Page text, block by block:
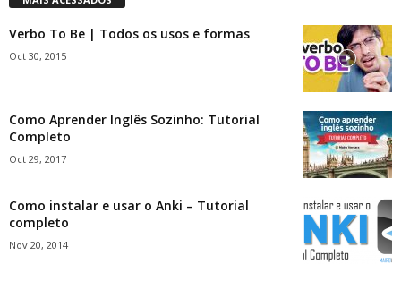
Verbo To Be | Todos os usos e formas
Oct 30, 2015
Como Aprender Inglês Sozinho: Tutorial
Completo
Oct 29, 2017
Como instalar e usar o Anki – Tutorial
completo
Nov 20, 2014